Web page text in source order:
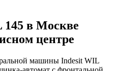
в Москве
центре
машины Indesit WIL